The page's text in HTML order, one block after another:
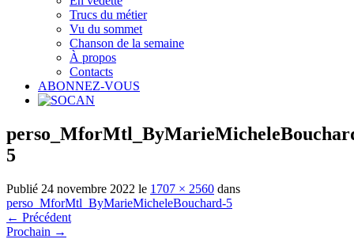
Trucs du métier
Vu du sommet
Chanson de la semaine
À propos
Contacts
ABONNEZ-VOUS
5
Publié 24 novembre 2022 le 1707 × 2560 dans
perso_MforMtl_ByMarieMicheleBouchard-5
← Précédent
Prochain →